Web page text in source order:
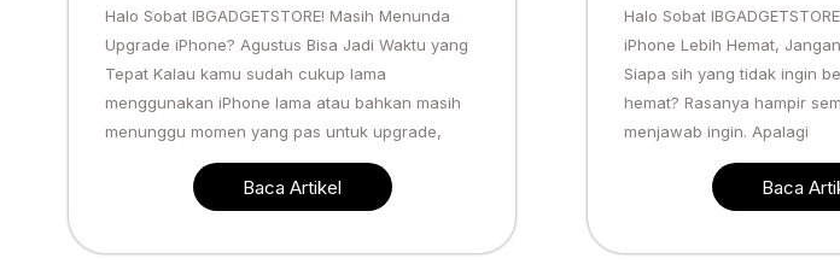
Halo Sobat IBGADGETSTORE! Masih Menunda
Upgrade iPhone? Agustus Bisa Jadi Waktu yang
Tepat Kalau kamu sudah cukup lama
menggunakan iPhone lama atau bahkan masih
menunggu momen yang pas untuk upgrade,
Baca Artikel
Halo Sobat
iPhone Lebih Hemat,
Siapa sih yang tidak ingin
hemat? Rasanya hampir
menjawab ingin. Apalagi
Baca